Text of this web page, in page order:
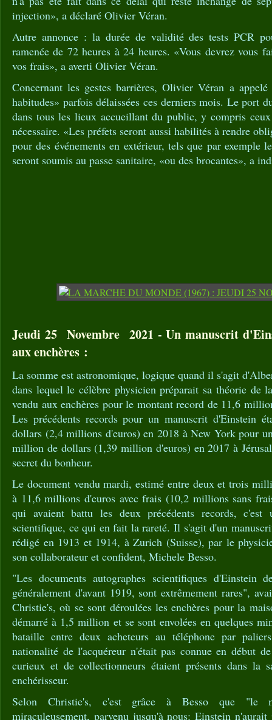
injection», a déclaré Olivier Véran.
Autre annonce : la durée de validité des tests PCR
ramenée de 72 heures à 24 heures. «Vous devrez vous
vos frais», a averti Olivier Véran.
Concernant les gestes barrières, Olivier Véran a
habitudes» parfois délaissées ces derniers mois. Le port
dans tous les lieux accueillant du public, y compris
nécessaire. «Les préfets seront aussi habilités à rendre
pour des événements en extérieur, tels que par exemple
seront soumis au passe sanitaire, «ou des brocantes», a
Jeudi 25 Novembre 2021 - Un manuscrit
aux enchères :
La somme est astronomique, logique quand il s'agit
dans lequel le célèbre physicien préparait sa théorie de
vendu aux enchères pour le montant record de 11,6
Les précédents records pour un manuscrit d'Einstein
dollars (2,4 millions d'euros) en 2018 à New York pour
million de dollars (1,39 million d'euros) en 2017 à
secret du bonheur.
Le document vendu mardi, estimé entre deux et trois
à 11,6 millions d'euros avec frais (10,2 millions sans
qui avaient battu les deux précédents records, c'est
scientifique, ce qui en fait la rareté. Il s'agit d'un
rédigé en 1913 et 1914, à Zurich (Suisse), par le
son collaborateur et confident, Michele Besso.
"Les documents autographes scientifiques d'Einstein
généralement d'avant 1919, sont extrêmement rares",
Christie's, où se sont déroulées les enchères pour la
démarré à 1,5 million et se sont envolées en quelques
bataille entre deux acheteurs au téléphone par
nationalité de l'acquéreur n'était pas connue en début
curieux et de collectionneurs étaient présents dans la
enchérisseur.
Selon Christie's, c'est grâce à Besso que "le
miraculeusement, parvenu jusqu'à nous: Einstein